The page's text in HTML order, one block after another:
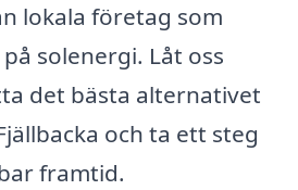
lokala företag som
solenergi. Låt oss
det bästa alternativet
och ta ett steg
framtid.